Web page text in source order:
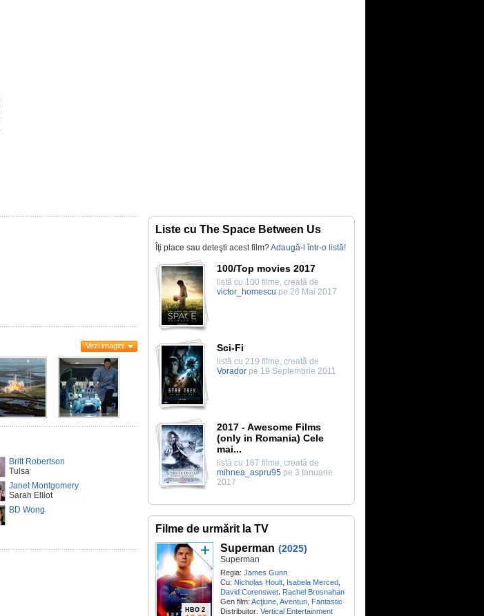
Vezi imagini
Britt Robertson
Tulsa
Janet Montgomery
Sarah Elliot
BD Wong
Liste cu The Space Between Us
Îţi place sau deteşti acest film?Adaugă-l într-o listă!
100/Top movies 2017
listă cu 100 filme, creată de
victor_homescu pe 26 Mai 2017
Sci-Fi
listă cu 219 filme, creată de
Vorador pe 19 Septembrie 2011
2017 - Awesome Films
(only in Romania) Cele
mai...
listă cu 167 filme, creată de
mihnea_aspru95 pe 3 Ianuarie
2017
Filme de urmărit la TV
HBO 2
Superman (2025)
Superman
Regia: James Gunn
Cu: Nicholas Hoult Isabela Merced
David Corenswet, Rachel Brosnahan
Gen film: Acţiune Aventuri Fantastic
Distribuitor: Vertical Entertainment